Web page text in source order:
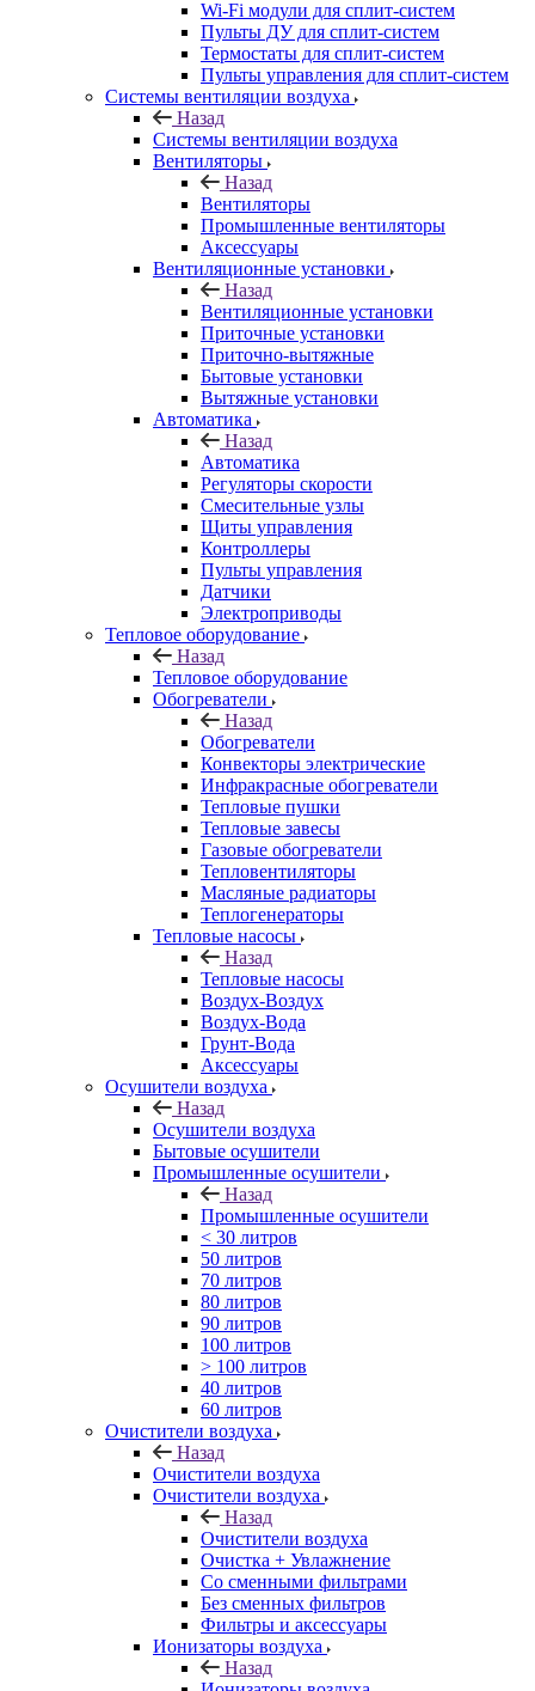
Wi-Fi модули для сплит-систем
Пульты ДУ для сплит-систем
Термостаты для сплит-систем
Пульты управления для сплит-систем
Системы вентиляции воздуха
Назад
Системы вентиляции воздуха
Вентиляторы
Назад
Вентиляторы
Промышленные вентиляторы
Аксессуары
Вентиляционные установки
Назад
Вентиляционные установки
Приточные установки
Приточно-вытяжные
Бытовые установки
Вытяжные установки
Автоматика
Назад
Автоматика
Регуляторы скорости
Смесительные узлы
Щиты управления
Контроллеры
Пульты управления
Датчики
Электроприводы
Тепловое оборудование
Назад
Тепловое оборудование
Обогреватели
Назад
Обогреватели
Конвекторы электрические
Инфракрасные обогреватели
Тепловые пушки
Тепловые завесы
Газовые обогреватели
Тепловентиляторы
Масляные радиаторы
Теплогенераторы
Тепловые насосы
Назад
Тепловые насосы
Воздух-Воздух
Воздух-Вода
Грунт-Вода
Аксессуары
Осушители воздуха
Назад
Осушители воздуха
Бытовые осушители
Промышленные осушители
Назад
Промышленные осушители
< 30 литров
50 литров
70 литров
80 литров
90 литров
100 литров
> 100 литров
40 литров
60 литров
Очистители воздуха
Назад
Очистители воздуха
Очистители воздуха
Назад
Очистители воздуха
Очистка + Увлажнение
Cо сменными фильтрами
Без сменных фильтров
Фильтры и аксессуары
Ионизаторы воздуха
Назад